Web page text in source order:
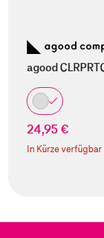
agood
24,95 €
In Kürze verfügbar